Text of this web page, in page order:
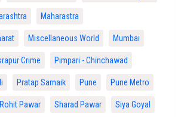
Maharastra
Miscellaneous World Mumbai
Crime Pimpari - Chinchawad
Pratap Sarnaik Pune Pune Metro
Rohit Pawar Sharad Pawar Siya Goyal